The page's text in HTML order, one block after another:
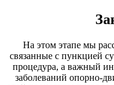
На этом этапе мы
связанные с пункцией
процедура, а важный
заболеваний опорно-